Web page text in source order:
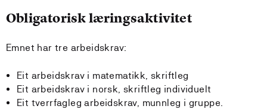
Obligatorisk læringsaktivitet
Emnet har tre arbeidskrav:
Eit arbeidskrav i matematikk, skriftleg
Eit arbeidskrav i norsk, skriftleg individuelt
Eit tverrfagleg arbeidskrav, munnleg i gruppe.